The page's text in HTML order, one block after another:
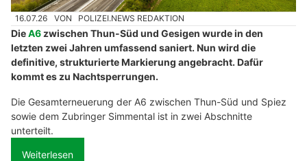
16.07.26 VON POLIZEI.NEWS REDAKTION
DieA6 zwischen Thun-Süd und Gesigen wurde in den
letzten zwei Jahren umfassend saniert. Nun wird die
definitive, strukturierte Markierung angebracht. Dafür
kommt es zu Nachtsperrungen.
Die Gesamterneuerung der A6 zwischen Thun-Süd und Spiez
sowie dem Zubringer Simmental ist in zwei Abschnitte
unterteilt.
Weiterlesen